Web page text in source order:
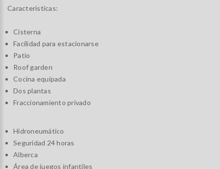
Caracteristicas:
Cisterna
Facilidad para estacionarse
Patio
Roof garden
Cocina equipada
Dos plantas
Fraccionamiento privado
Hidroneumático
Seguridad 24 horas
Alberca
Área de juegos infantiles